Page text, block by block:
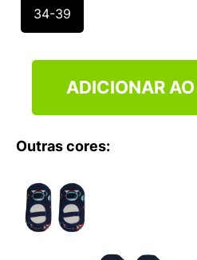
34-39
ADICIONAR
Outras cores:
º
VANS TÊNIS VANS ULTRARANGE
10º NEW BALANCE 204L